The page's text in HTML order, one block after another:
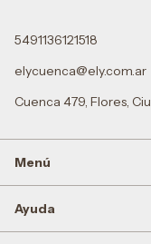
5491136121518
elycuenca@ely.com.ar
Cuenca 479, Flores,
Menú
Ayuda